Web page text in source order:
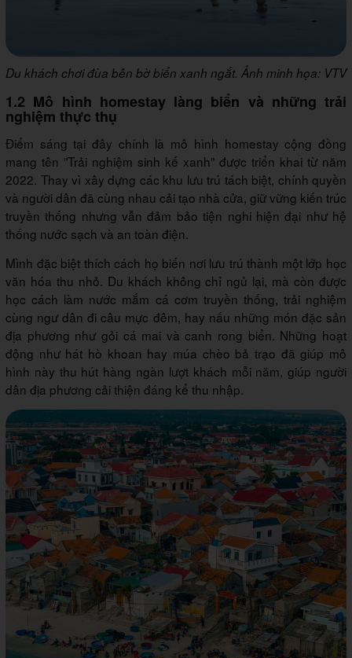
Du khách chơi đùa bên bờ biển xanh ngắt. Ảnh minh họa: VTV
1.2 Mô hình homestay làng biển và những trải
nghiệm thực thụ
Điểm sáng tại đây chính là mô hình homestay cộng đồng
mang tên "Trải nghiệm sinh kế xanh" được triển khai từ năm
2022. Thay vì xây dựng các khu lưu trú tách biệt, chính quyền
và người dân đã cùng nhau cải tạo nhà cửa, giữ vững kiến trúc
truyền thống nhưng vẫn đảm bảo tiện nghi hiện đại như hệ
thống nước sạch và an toàn điện.
Mình đặc biệt thích cách họ biến nơi lưu trú thành một lớp học
văn hóa thu nhỏ. Du khách không chỉ ngủ lại, mà còn được
học cách làm nước mắm cá cơm truyền thống, trải nghiệm
cùng ngư dân đi câu mực đêm, hay nấu những món đặc sản
địa phương như gỏi cá mai và canh rong biển. Những hoạt
động như hát hò khoan hay múa chèo bả trạo đã giúp mô
hình này thu hút hàng ngàn lượt khách mỗi năm, giúp người
dân địa phương cải thiện đáng kể thu nhập.